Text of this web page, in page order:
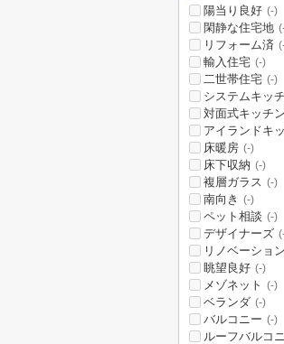
陽当り良好 (-)
閑静な住宅地
リフォーム済
輸入住宅 (-)
二世帯住宅 (-)
システムキッ
対面式キッチン
アイランドキ
床暖房 (-)
床下収納 (-)
複層ガラス (-)
南向き (-)
ペット相談 (-)
デザイナーズ
リノベーショ
眺望良好 (-)
メゾネット (-)
ベランダ (-)
バルコニー (-)
ルーフバルコ